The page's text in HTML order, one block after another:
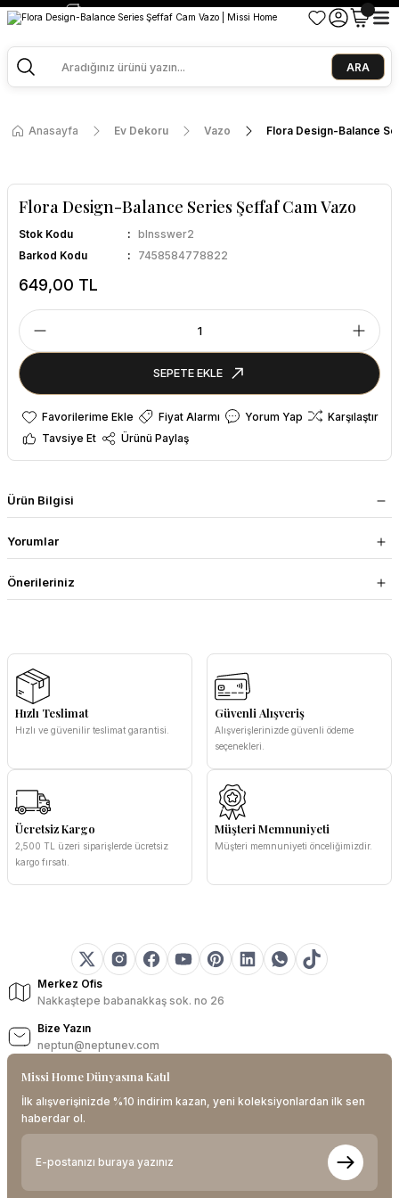
2500 TL ve Üzeri Alışverişlerde Kargo Bedava!
ARA
Anasayfa Ev Dekoru Vazo Flora Design-Balance
Flora Design-Balance Series Şeffaf Cam Vazo
Stok Kodu
blnsswer2
Barkod Kodu
7458584778822
649,00 TL
SEPETE EKLE
Fiyat Alarmı Yorum Yap
Karşılaştır
Tavsiye Et
Ürünü Paylaş
Ürün Bilgisi
Yorumlar
Önerileriniz
Hızlı Teslimat
Hızlı ve güvenilir teslimat garantisi.
Güvenli Alışveriş
Alışverişlerinizde güvenli ödeme
seçenekleri.
Ücretsiz Kargo
2,500 TL üzeri siparişlerde ücretsiz
kargo fırsatı.
Müşteri Memnuniyeti
Müşteri memnuniyeti önceliğimizdir.
Merkez Ofis
Nakkaştepe babanakkaş sok. no 26
Bize Yazın
neptun@neptunev.com
Missi Home Dünyasına Katıl
İlk alışverişinizde %10 indirim kazan, yeni koleksiyonlardan ilk sen
haberdar ol.